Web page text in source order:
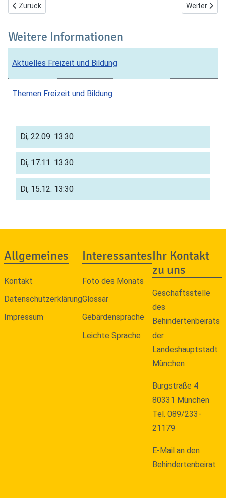
Vorheriger Beitrag: Zweiter Münchner Inklusionseislauf-Tag am
Zurück Nächster
Weiter
Weitere Informationen
Aktuelles Freizeit und Bildung
Themen Freizeit und Bildung
Di, 22.09. 13:30
Di, 17.11. 13:30
Di, 15.12. 13:30
Allgemeines
Kontakt
Datenschutzerklärung
Impressum
Interessantes
Foto des Monats
Glossar
Gebärdensprache
Leichte Sprache
Ihr Kontakt
zu uns
Geschäftsstelle
des
Behindertenbeirats
der
Landeshauptstadt
München
Burgstraße 4
80331 München
Tel. 089/233-
21179
E-Mail an den
Behindertenbeirat